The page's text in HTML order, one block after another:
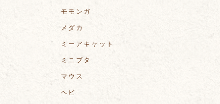
モモンガ
メダカ
ミーアキャット
ミニブタ
マウス
ヘビ